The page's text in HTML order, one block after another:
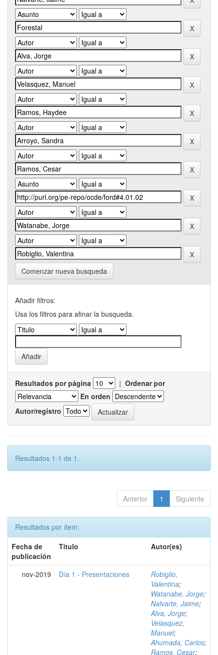
Comenzar nueva busqueda
Añadir filtros:
Usa los filtros para afinar la busqueda.
Resultados por página | Ordenar por
En orden
Autor/registro
Resultados 1-1 de 1.
Anterior 1 Siguiente
Resultados por ítem:
Fecha de
publicación
Título Autor(es)
nov-2019 Día 1 - Presentaciones
Robiglio,
Valentina;
Watanabe, Jorge;
Nalvarte, Jaime;
Alva, Jorge;
Velasquez,
Manuel;
Ahumada, Carlos;
Ramos, Cesar;